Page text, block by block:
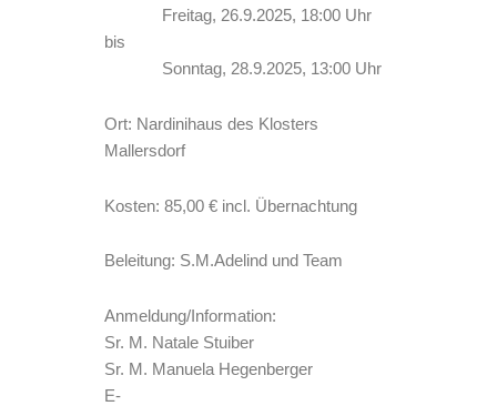
Freitag, 26.9.2025, 18:00 Uhr
bis
Sonntag, 28.9.2025, 13:00 Uhr
Ort: Nardinihaus des Klosters
Mallersdorf
Kosten: 85,00 € incl. Übernachtung
Beleitung: S.M.Adelind und Team
Anmeldung/Information:
Sr. M. Natale Stuiber
Sr. M. Manuela Hegenberger
E-